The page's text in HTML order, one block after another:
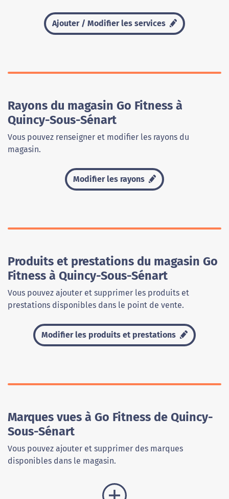
Ajouter / Modifier les services
Rayons du magasin Go Fitness à
Quincy-Sous-Sénart
Vous pouvez renseigner et modifier les rayons du
magasin.
Modifier les rayons
Produits et prestations du magasin Go
Fitness à Quincy-Sous-Sénart
Vous pouvez ajouter et supprimer les produits et
prestations disponibles dans le point de vente.
Modifier les produits et prestations
Marques vues à Go Fitness de Quincy-
Sous-Sénart
Vous pouvez ajouter et supprimer des marques
disponibles dans le magasin.